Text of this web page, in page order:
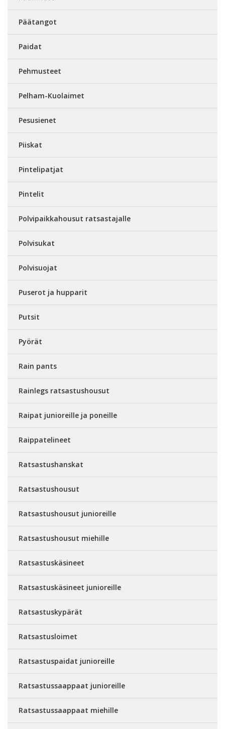
Päätangot
Paidat
Pehmusteet
Pelham-Kuolaimet
Pesusienet
Piiskat
Pintelipatjat
Pintelit
Polvipaikkahousut ratsastajalle
Polvisukat
Polvisuojat
Puserot ja hupparit
Putsit
Pyörät
Rain pants
Rainlegs ratsastushousut
Raipat junioreille ja poneille
Raippatelineet
Ratsastushanskat
Ratsastushousut
Ratsastushousut junioreille
Ratsastushousut miehille
Ratsastuskäsineet
Ratsastuskäsineet junioreille
Ratsastuskypärät
Ratsastusloimet
Ratsastuspaidat junioreille
Ratsastussaappaat junioreille
Ratsastussaappaat miehille